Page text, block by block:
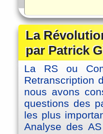
La
par Patrick
La RS ou
Retranscription
nous avons
questions des
les plus
Analyse des